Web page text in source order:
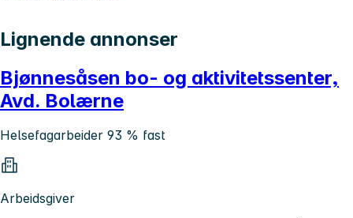
Lignende annonser
Bjønnesåsen bo- og aktivitetssenter,
Avd. Bolærne
Helsefagarbeider 93 % fast
Arbeidsgiver